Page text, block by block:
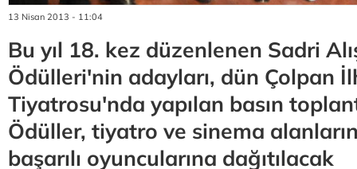
13 Nisan 2013 - 11:04
Bu yıl 18. kez düzenlenen Sadri
Ödülleri'nin adayları, dün Çolpan
Tiyatrosu'nda yapılan basın
Ödüller, tiyatro ve sinema
başarılı oyuncularına dağıtılacak